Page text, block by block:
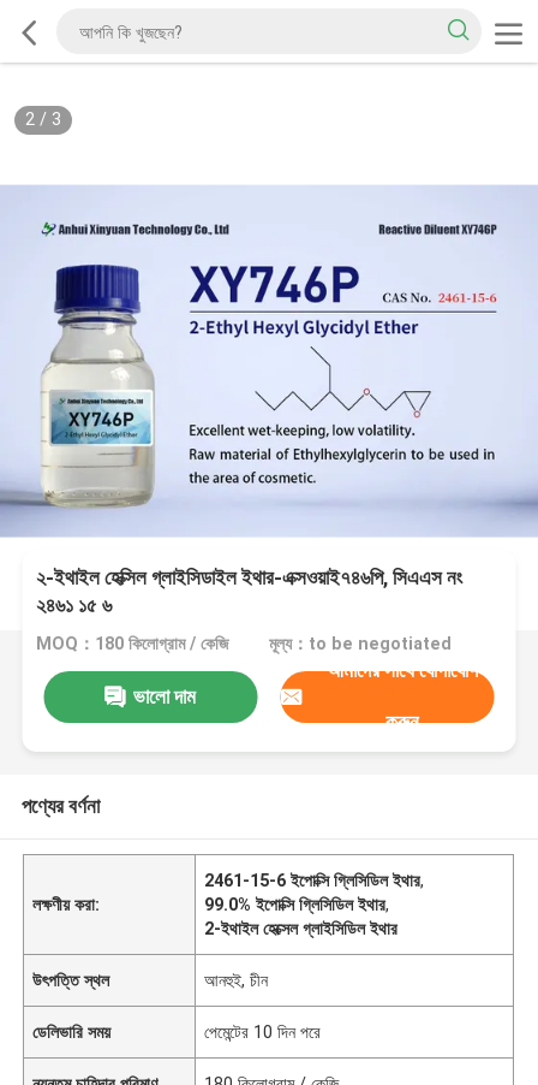
2/ 3
২-ইথাইল হেক্সিল গ্লাইসিডাইল ইথার-এক্সওয়াই৭৪৬পি, সিএএস নং
২৪৬১ ১৫ ৬
MOQ：180 কিলোগ্রাম / কেজি মূল্য：to be negotiated
ভালো দাম
আমাদের সাথে যোগাযোগ
করুন
পণ্যের বর্ণনা
লক্ষণীয় করা:
2461-15-6 ইপোক্সি গ্লিসিডিল ইথার,
99.0% ইপোক্সি গ্লিসিডিল ইথার,
2-ইথাইল হেক্সেল গ্লাইসিডিল ইথার
উৎপত্তি স্থল আনহুই, চীন
ডেলিভারি সময় পেমেন্টের 10 দিন পরে